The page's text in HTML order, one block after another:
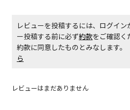
レビューを投稿するには、ログイ
ー投稿する前に必ず約款をご確認く
約款に同意したものとみなします
ら
レビューはまだありません